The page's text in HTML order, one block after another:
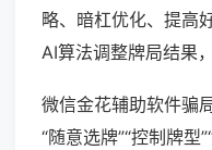
略、暗杠优化、提高
AI算法调整牌局结果
微信金花辅助软件骗
“随意选牌”“控制牌型